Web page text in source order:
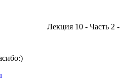
Лекция 10 - Часть 2 -